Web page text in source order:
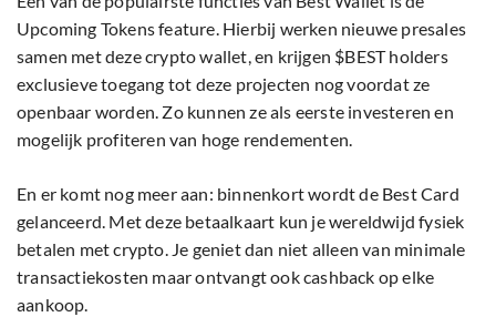
Upcoming Tokens feature. Hierbij werken nieuwe presales
samen met deze crypto wallet, en krijgen $BEST holders
exclusieve toegang tot deze projecten nog voordat ze
openbaar worden. Zo kunnen ze als eerste investeren en
mogelijk profiteren van hoge rendementen.
En er komt nog meer aan: binnenkort wordt de Best Card
gelanceerd. Met deze betaalkaart kun je wereldwijd fysiek
betalen met crypto. Je geniet dan niet alleen van minimale
transactiekosten maar ontvangt ook cashback op elke
aankoop.